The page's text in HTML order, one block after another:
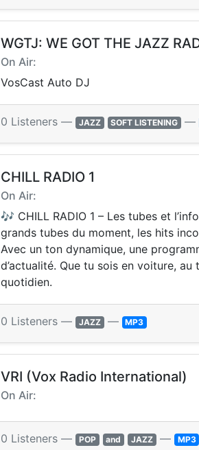
WGTJ: WE GOT THE JAZZ
On Air:
VosCast Auto DJ
0 Listeners — JAZZ SOFT LISTENING —
CHILL RADIO 1
On Air:
🎶 CHILL RADIO 1 – Les tubes et
grands tubes du moment, les hits
Avec un ton dynamique, une
d’actualité. Que tu sois en voiture,
quotidien.
0 Listeners — JAZZ — MP3
VRI (Vox Radio International)
On Air:
0 Listeners — POP and JAZZ — MP3